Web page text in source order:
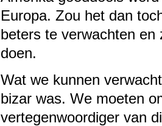
Europa. Zou het dan
beters te verwachten
doen.
Wat we kunnen
bizar was. We moeten
vertegenwoordiger van